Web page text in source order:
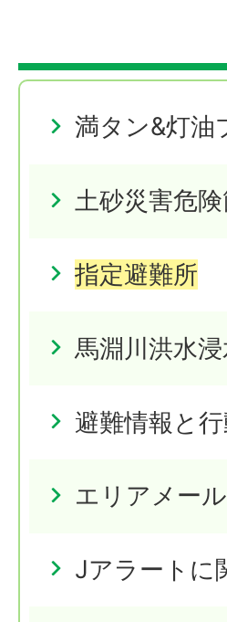
満タン&灯油
土砂災害危
指定避難所
馬淵川洪水
避難情報と
エリアメー
Jアラートに